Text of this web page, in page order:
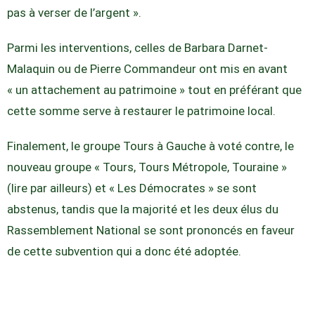
pas à verser de l’argent ».
Parmi les interventions, celles de Barbara Darnet-
Malaquin ou de Pierre Commandeur ont mis en avant
« un attachement au patrimoine » tout en préférant que
cette somme serve à restaurer le patrimoine local.
Finalement, le groupe Tours à Gauche à voté contre, le
nouveau groupe « Tours, Tours Métropole, Touraine »
(lire par ailleurs) et « Les Démocrates » se sont
abstenus, tandis que la majorité et les deux élus du
Rassemblement National se sont prononcés en faveur
de cette subvention qui a donc été adoptée.